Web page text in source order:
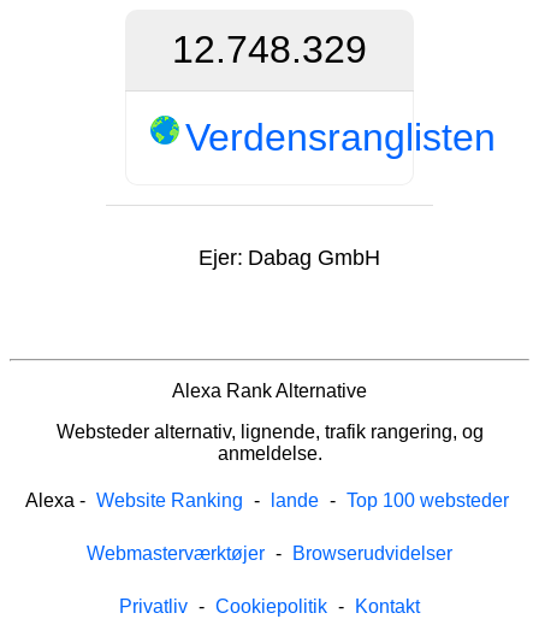
12.748.329
Verdensranglisten
Ejer: Dabag GmbH
Alexa Rank Alternative
Websteder alternativ, lignende, trafik rangering, og
anmeldelse.
Alexa - Website Ranking - lande - Top 100 websteder
Webmasterværktøjer - Browserudvidelser
Privatliv - Cookiepolitik - Kontakt